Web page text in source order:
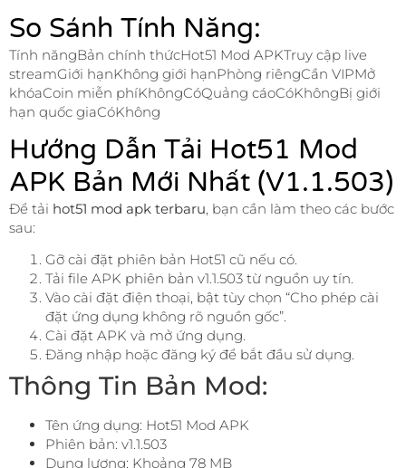
So Sánh Tính Năng:
Tính năngBản chính thứcHot51 Mod APKTruy cập live
streamGiới hạnKhông giới hạnPhòng riêngCần VIPMở
khóaCoin miễn phíKhôngCóQuảng cáoCóKhôngBị giới
hạn quốc giaCóKhông
Hướng Dẫn Tải Hot51 Mod
APK Bản Mới Nhất (v1.1.503)
Để tải hot51 mod apk terbaru, bạn cần làm theo các bước
sau:
Gỡ cài đặt phiên bản Hot51 cũ nếu có.
Tải file APK phiên bản v1.1.503 từ nguồn uy tín.
Vào cài đặt điện thoại, bật tùy chọn “Cho phép cài
đặt ứng dụng không rõ nguồn gốc”.
Cài đặt APK và mở ứng dụng.
Đăng nhập hoặc đăng ký để bắt đầu sử dụng.
Thông Tin Bản Mod:
Tên ứng dụng: Hot51 Mod APK
Phiên bản: v1.1.503
Dung lượng: Khoảng 78 MB